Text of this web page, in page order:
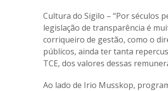
Cultura do Sigilo – “Por séculos
legislação de transparência é
corriqueiro de gestão, como o
públicos, ainda ter tanta
TCE, dos valores dessas
Ao lado de Irio Musskop,